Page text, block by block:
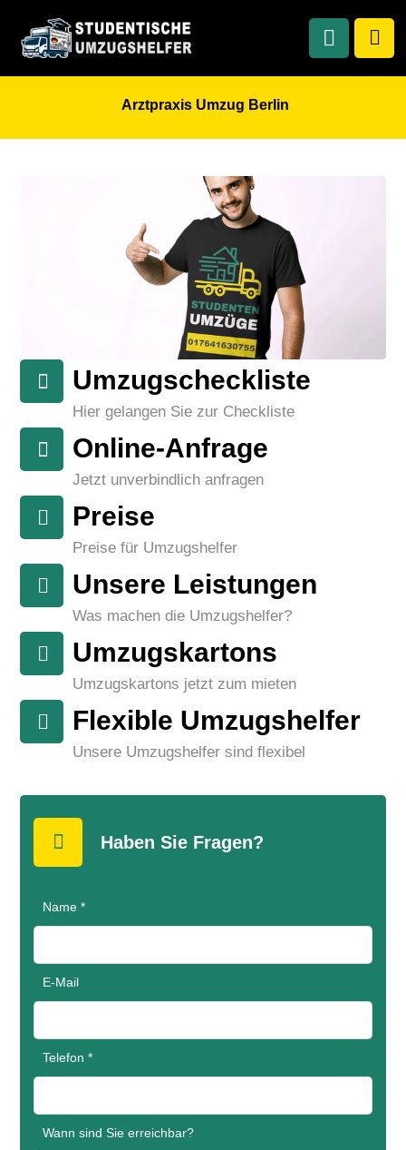
Arztpraxis Umzug Berlin
Umzugscheckliste
Hier gelangen Sie zur Checkliste
Online-Anfrage
Jetzt unverbindlich anfragen
Preise
Preise für Umzugshelfer
Unsere Leistungen
Was machen die Umzugshelfer?
Umzugskartons
Umzugskartons jetzt zum mieten
Flexible Umzugshelfer
Unsere Umzugshelfer sind flexibel
Haben Sie Fragen?
Name *
E-Mail
Telefon *
Wann sind Sie erreichbar?